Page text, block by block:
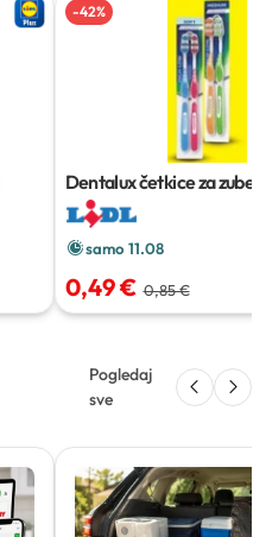
-42%
Dentalux četkice za zube
kom
samo 11.08
0,49 € 0,85 €
Pogledaj
sve